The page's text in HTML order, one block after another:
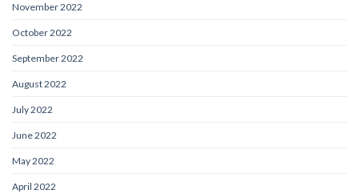
November 2022
October 2022
September 2022
August 2022
July 2022
June 2022
May 2022
April 2022